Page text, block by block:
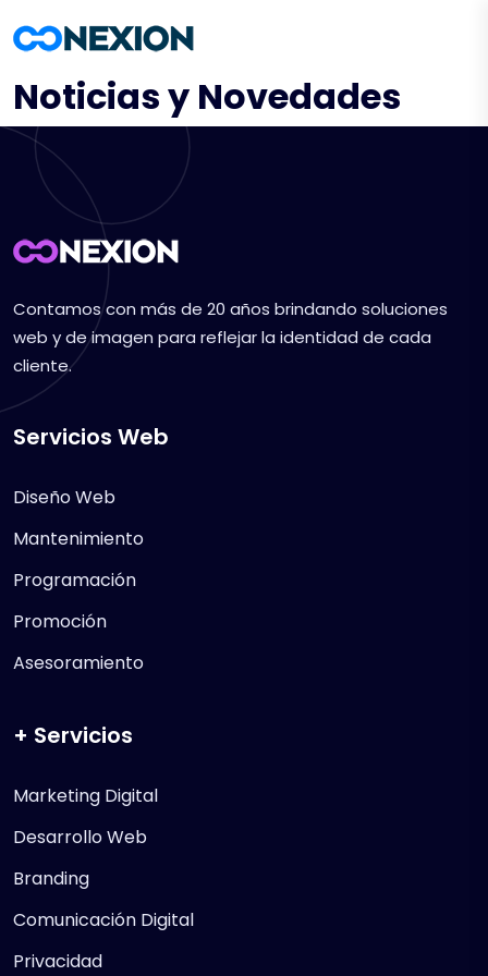
Noticias y Novedades
Contamos con más de 20 años brindando soluciones
web y de imagen para reflejar la identidad de cada
cliente.
Servicios Web
Diseño Web
Mantenimiento
Programación
Promoción
Asesoramiento
+ Servicios
Marketing Digital
Desarrollo Web
Branding
Comunicación Digital
Privacidad